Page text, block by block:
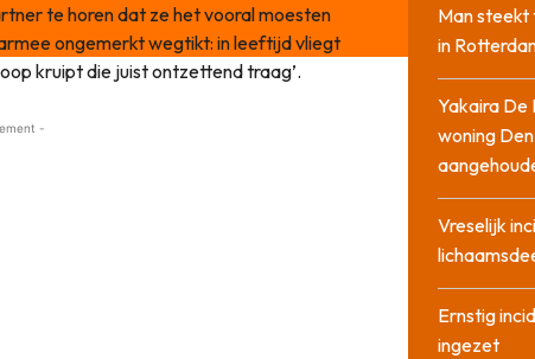
te horen dat ze het vooral moesten
ongemerkt wegtikt: in leeftijd vliegt
kruipt die juist ontzettend traag’.
-
Man
in
Yakaira De
woning
Vreselijk
Ernstig
ingezet